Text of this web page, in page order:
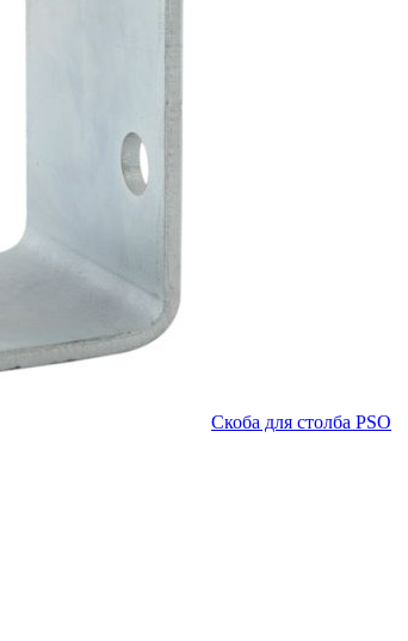
Скоба для столба PSO